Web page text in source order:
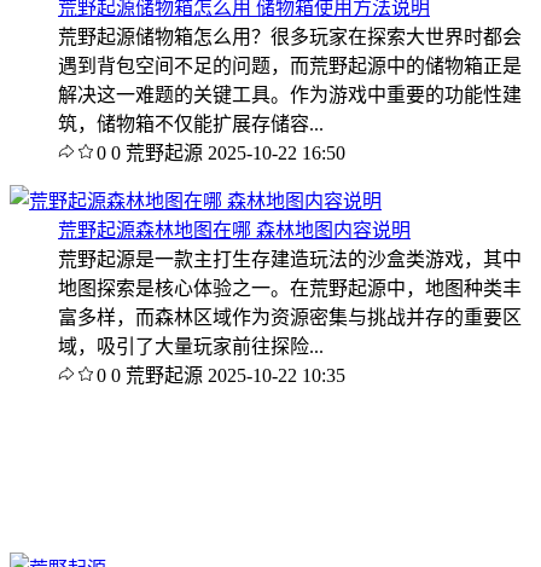
荒野起源储物箱怎么用 储物箱使用方法说明
荒野起源储物箱怎么用？很多玩家在探索大世界时都会
遇到背包空间不足的问题，而荒野起源中的储物箱正是
解决这一难题的关键工具。作为游戏中重要的功能性建
筑，储物箱不仅能扩展存储容...
0 0 荒野起源 2025-10-22 16:50
荒野起源森林地图在哪 森林地图内容说明
荒野起源是一款主打生存建造玩法的沙盒类游戏，其中
地图探索是核心体验之一。在荒野起源中，地图种类丰
富多样，而森林区域作为资源密集与挑战并存的重要区
域，吸引了大量玩家前往探险...
0 0 荒野起源 2025-10-22 10:35